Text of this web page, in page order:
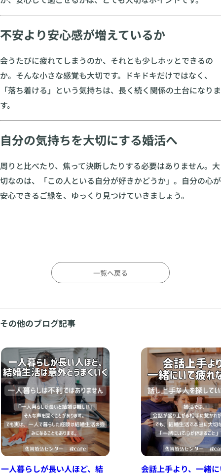
不安より安心感が増えているか
会うたびに疲れてしまうのか、それとも少しホッとできるの
か。そんな小さな感覚も大切です。ドキドキだけではなく、
「落ち着ける」という気持ちは、長く続く関係の土台になりま
す。
自分の気持ちを大切にする婚活へ
周りと比べたり、焦って決断したりする必要はありません。大
切なのは、「この人といる自分が好きかどうか」。自分の心が
安心できるご縁を、ゆっくり見つけていきましょう。
一覧へ戻る
その他のブログ記事
一人暮らしが長い人ほど、結
会話上手より、一緒